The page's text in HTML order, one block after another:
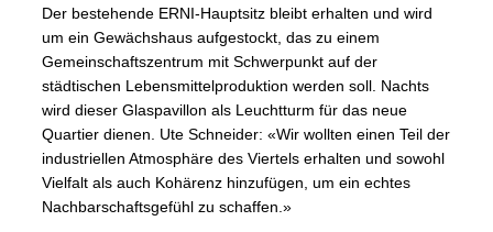
Der bestehende ERNI-Hauptsitz bleibt erhalten und wird
um ein Gewächshaus aufgestockt, das zu einem
Gemeinschaftszentrum mit Schwerpunkt auf der
städtischen Lebensmittelproduktion werden soll. Nachts
wird dieser Glaspavillon als Leuchtturm für das neue
Quartier dienen. Ute Schneider: «Wir wollten einen Teil der
industriellen Atmosphäre des Viertels erhalten und sowohl
Vielfalt als auch Kohärenz hinzufügen, um ein echtes
Nachbarschaftsgefühl zu schaffen.»